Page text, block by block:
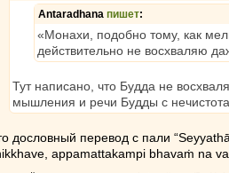
Antaradhana пишет:
«Монахи, подобно тому, как
действительно не восхваляю
Тут написано, что Будда не
мышления и речи Будды с
дословный перевод с пали
appamattakampi bhavaṁ na